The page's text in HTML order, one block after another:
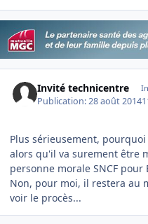
Invité technicentre
Publication:28 août 2014
Plus sérieusement,
alors qu'il va surement être
personne morale SNCF pour
Non, pour moi, il restera au
voir le procès...